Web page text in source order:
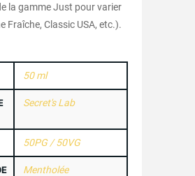
la gamme Just pour varier
Fraîche, Classic USA, etc.).
50 ml
Secret's Lab
50PG / 50VG
Mentholée